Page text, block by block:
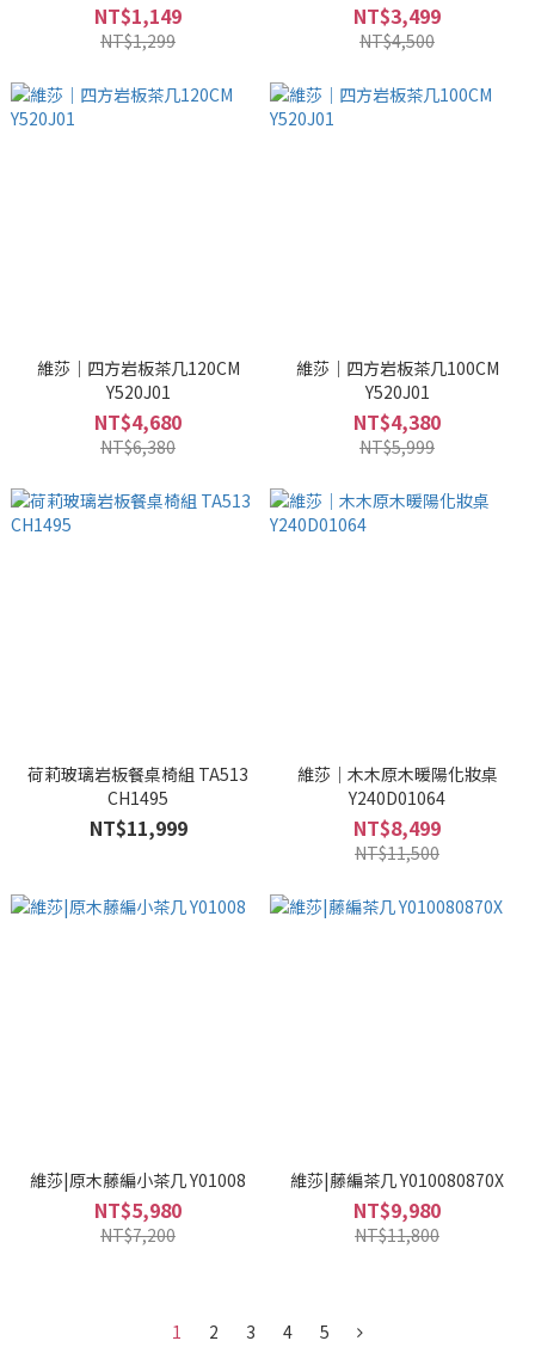
NT$1,149
NT$1,299
NT$3,499
NT$4,500
維莎｜四方岩板茶几120CM
Y520J01
NT$4,680
NT$6,380
維莎｜四方岩板茶几100CM
Y520J01
NT$4,380
NT$5,999
荷莉玻璃岩板餐桌椅組 TA513
CH1495
NT$11,999
維莎｜木木原木暖陽化妝桌
Y240D01064
NT$8,499
NT$11,500
維莎|原木藤編小茶几 Y01008
NT$5,980
NT$7,200
維莎|藤編茶几 Y010080870X
NT$9,980
NT$11,800
1 2 3 4 5